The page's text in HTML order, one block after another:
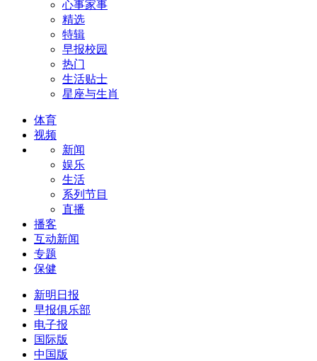
心事家事
精选
特辑
早报校园
热门
生活贴士
星座与生肖
体育
视频
新闻
娱乐
生活
系列节目
直播
播客
互动新闻
专题
保健
新明日报
早报俱乐部
电子报
国际版
中国版